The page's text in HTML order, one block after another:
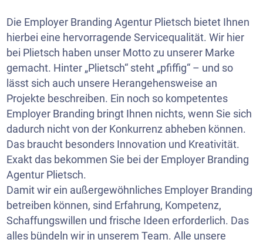
Die Employer Branding Agentur Plietsch bietet Ihnen
hierbei eine hervorragende Servicequalität. Wir hier
bei Plietsch haben unser Motto zu unserer Marke
gemacht. Hinter „Plietsch“ steht „pfiffig“ – und so
lässt sich auch unsere Herangehensweise an
Projekte beschreiben. Ein noch so kompetentes
Employer Branding bringt Ihnen nichts, wenn Sie sich
dadurch nicht von der Konkurrenz abheben können.
Das braucht besonders Innovation und Kreativität.
Exakt das bekommen Sie bei der Employer Branding
Agentur Plietsch.
Damit wir ein außergewöhnliches Employer Branding
betreiben können, sind Erfahrung, Kompetenz,
Schaffungswillen und frische Ideen erforderlich. Das
alles bündeln wir in unserem Team. Alle unsere